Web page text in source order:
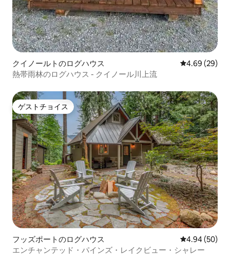
クイノールトのログハウス レビュー29
4.69 (29)
熱帯雨林のログハウス - クイノール川上流
ゲストチョイス
ゲストチョイス
フッズポートのログハウス レビュー50
4.94 (50)
エンチャンテッド・パインズ・レイクビュー・シャレー